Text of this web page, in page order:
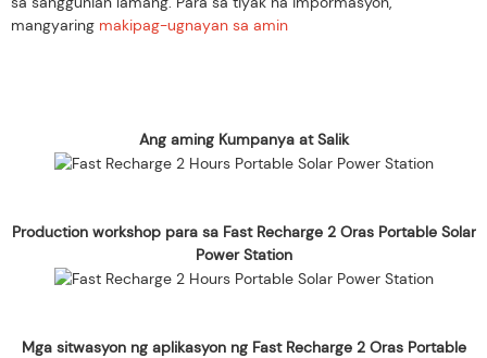
mangyaring makipag-ugnayan sa amin
Ang aming Kumpanya at Salik
Production workshop para sa Fast Recharge 2 Oras Portable Solar
Power Station
Mga sitwasyon ng aplikasyon ng Fast Recharge 2 Oras Portable